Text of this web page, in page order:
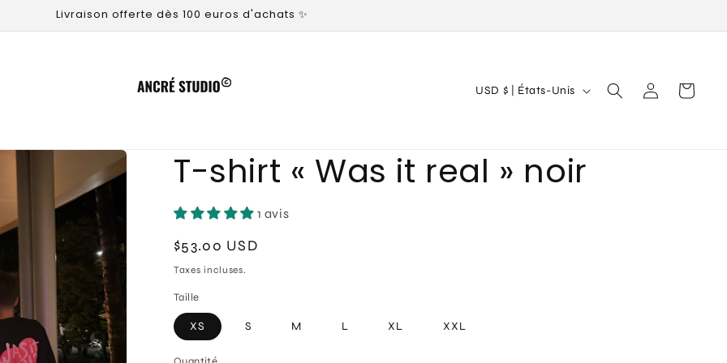
Livraison offerte dès 100 euros d'achats ✨
P
s
/
n
USD $ | États-Unis ConnexionPanier
T-shirt « Was it real » noir
1 avis
Prix
habituel
$53.00 USD
Taxes incluses.
Taille
XS S M L XL XXL